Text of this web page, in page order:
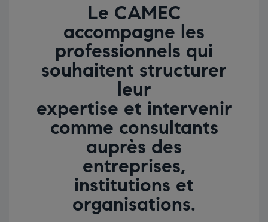
Le CAMEC
accompagne les
professionnels qui
souhaitent structurer
leur
expertise et intervenir
comme consultants
auprès des
entreprises,
institutions et
organisations.